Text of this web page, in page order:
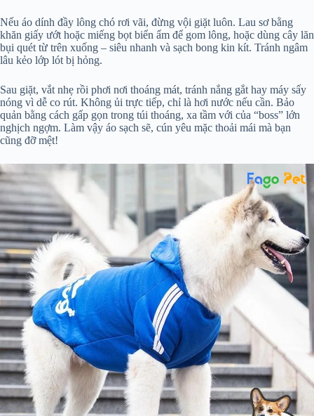
Nếu áo dính đầy lông chó rơi vãi, đừng vội giặt luôn. Lau sơ bằng
khăn giấy ướt hoặc miếng bọt biển ẩm để gom lông, hoặc dùng cây lăn
bụi quét từ trên xuống – siêu nhanh và sạch bong kin kít. Tránh ngâm
lâu kẻo lớp lót bị hỏng.
Sau giặt, vắt nhẹ rồi phơi nơi thoáng mát, tránh nắng gắt hay máy sấy
nóng vì dễ co rút. Không ủi trực tiếp, chỉ là hơi nước nếu cần. Bảo
quản bằng cách gấp gọn trong túi thoáng, xa tầm với của “boss” lớn
nghịch ngợm. Làm vậy áo sạch sẽ, cún yêu mặc thoải mái mà bạn
cũng đỡ mệt!